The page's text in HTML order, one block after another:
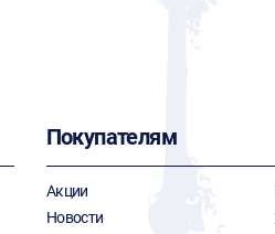
Покупателям
Акции
Новости